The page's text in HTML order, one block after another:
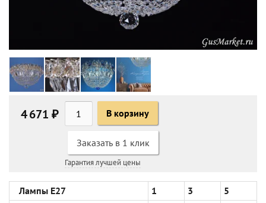
4 671 ₽ В корзину
Заказать в 1 клик
Гарантия лучшей цены
Лампы Е27 1 3
5